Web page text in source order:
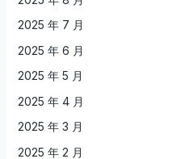
2025 年 7 月
2025 年 6 月
2025 年 5 月
2025 年 4 月
2025 年 3 月
2025 年 2 月